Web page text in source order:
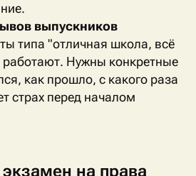
выпускников
типа "отличная школа, всё
работают. Нужны конкретные
как прошло, с какого раза
страх перед началом
экзамен на права